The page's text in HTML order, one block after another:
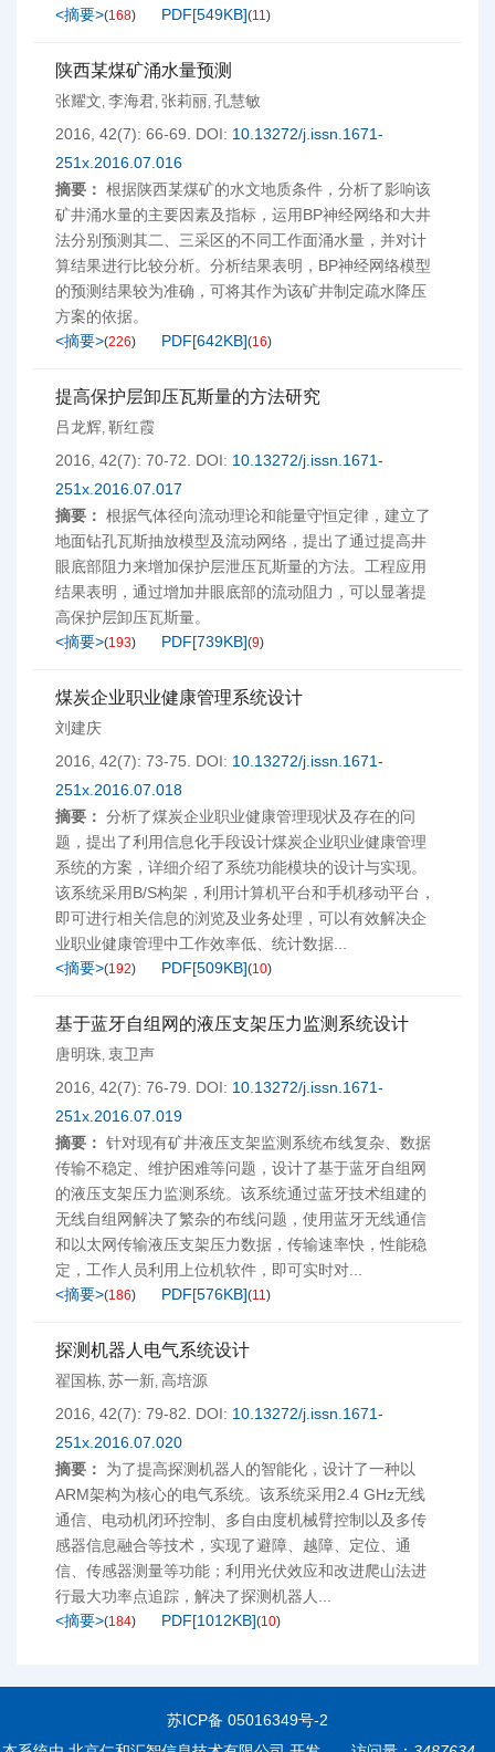
<摘要>(168) PDF[549KB](11)
陕西某煤矿涌水量预测
张耀文, 李海君, 张莉丽, 孔慧敏
2016, 42(7): 66-69.
DOI: 10.13272/j.issn.1671-
251x.2016.07.016
摘要： 根据陕西某煤矿的水文地质条件，分析了影响该
矿井涌水量的主要因素及指标，运用BP神经网络和大井
法分别预测其二、三采区的不同工作面涌水量，并对计
算结果进行比较分析。分析结果表明，BP神经网络模型
的预测结果较为准确，可将其作为该矿井制定疏水降压
方案的依据。
<摘要>(226) PDF[642KB](16)
提高保护层卸压瓦斯量的方法研究
吕龙辉, 靳红霞
2016, 42(7): 70-72.
DOI: 10.13272/j.issn.1671-
251x.2016.07.017
摘要： 根据气体径向流动理论和能量守恒定律，建立了
地面钻孔瓦斯抽放模型及流动网络，提出了通过提高井
眼底部阻力来增加保护层泄压瓦斯量的方法。工程应用
结果表明，通过增加井眼底部的流动阻力，可以显著提
高保护层卸压瓦斯量。
<摘要>(193) PDF[739KB](9)
煤炭企业职业健康管理系统设计
刘建庆
2016, 42(7): 73-75.
DOI: 10.13272/j.issn.1671-
251x.2016.07.018
摘要： 分析了煤炭企业职业健康管理现状及存在的问
题，提出了利用信息化手段设计煤炭企业职业健康管理
系统的方案，详细介绍了系统功能模块的设计与实现。
该系统采用B/S构架，利用计算机平台和手机移动平台，
即可进行相关信息的浏览及业务处理，可以有效解决企
业职业健康管理中工作效率低、统计数据...
<摘要>(192) PDF[509KB](10)
基于蓝牙自组网的液压支架压力监测系统设计
唐明珠, 衷卫声
2016, 42(7): 76-79.
DOI: 10.13272/j.issn.1671-
251x.2016.07.019
摘要： 针对现有矿井液压支架监测系统布线复杂、数据
传输不稳定、维护困难等问题，设计了基于蓝牙自组网
的液压支架压力监测系统。该系统通过蓝牙技术组建的
无线自组网解决了繁杂的布线问题，使用蓝牙无线通信
和以太网传输液压支架压力数据，传输速率快，性能稳
定，工作人员利用上位机软件，即可实时对...
<摘要>(186) PDF[576KB](11)
探测机器人电气系统设计
翟国栋, 苏一新, 高培源
2016, 42(7): 79-82.
DOI: 10.13272/j.issn.1671-
251x.2016.07.020
摘要：
为了提高探测机器人的智能化，设计了一种以
ARM架构为核心的电气系统。该系统采用2.4 GHz无线
通信、电动机闭环控制、多自由度机械臂控制以及多传
感器信息融合等技术，实现了避障、越障、定位、通
信、传感器测量等功能；利用光伏效应和改进爬山法进
行最大功率点追踪，解决了探测机器人...
<摘要>(184) PDF[1012KB](10)
苏ICP备 05016349号-2